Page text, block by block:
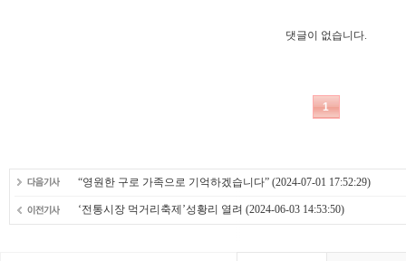
“영원한 구로 가족으로 기억하겠습니다” (2024-07-01 17:52:29)
‘전통시장 먹거리축제’성황리 열려 (2024-06-03 14:53:50)